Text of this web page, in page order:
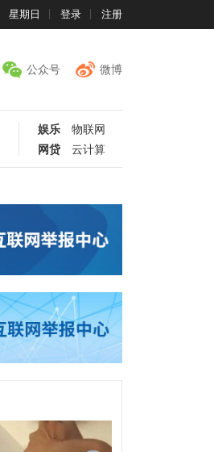
星期日 登录 注册
公众号 微博
娱乐
物联网
网贷
云计算